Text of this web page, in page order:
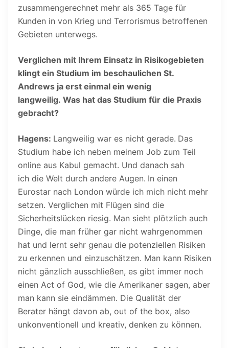
zusammengerechnet mehr als 365 Tage für
Kunden in von Krieg und Terrorismus betroffenen
Gebieten unterwegs.
Verglichen mit Ihrem Einsatz in Risikogebieten
klingt ein Studium im beschaulichen St.
Andrews ja erst einmal ein wenig
langweilig. Was hat das Studium für die Praxis
gebracht?
Hagens: Langweilig war es nicht gerade. Das
Studium habe ich neben meinem Job zum Teil
online aus Kabul gemacht. Und danach sah
ich die Welt durch andere Augen. In einen
Eurostar nach London würde ich mich nicht mehr
setzen. Verglichen mit Flügen sind die
Sicherheitslücken riesig. Man sieht plötzlich auch
Dinge, die man früher gar nicht wahrgenommen
hat und lernt sehr genau die potenziellen Risiken
zu erkennen und einzuschätzen. Man kann Risiken
nicht gänzlich ausschließen, es gibt immer noch
einen Act of God, wie die Amerikaner sagen, aber
man kann sie eindämmen. Die Qualität der
Berater hängt davon ab, out of the box, also
unkonventionell und kreativ, denken zu können.